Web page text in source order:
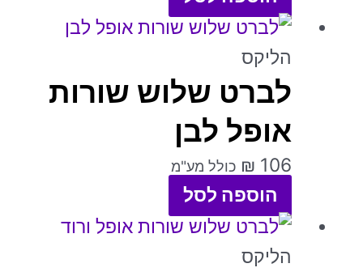
ניתן
לבחור
את
האפשרויות
בעמוד
המוצר
הליקס
לברט שלוש שורות
אופל לבן
₪ 106 כולל מע"מ
הוספה לסל
הליקס